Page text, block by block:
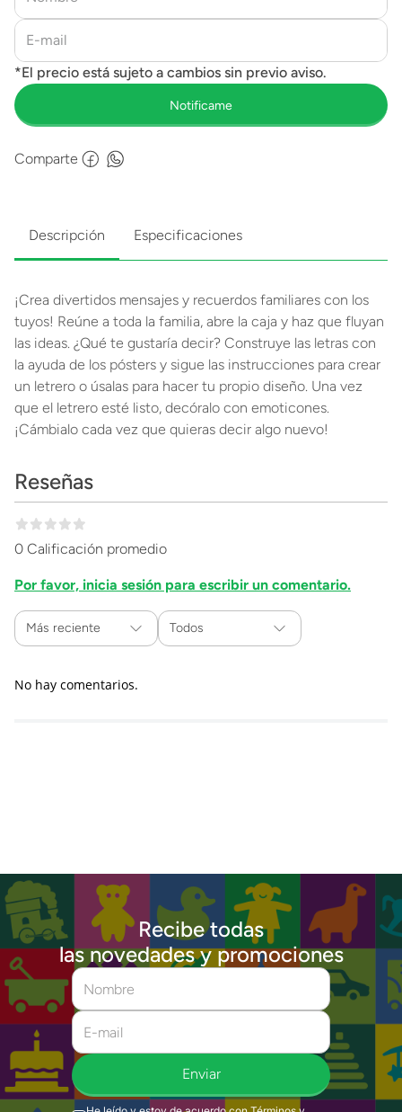
Comparte
Descripción Especificaciones
¡Crea divertidos mensajes y recuerdos familiares con los
tuyos! Reúne a toda la familia, abre la caja y haz que fluyan
las ideas. ¿Qué te gustaría decir? Construye las letras con
la ayuda de los pósters y sigue las instrucciones para crear
un letrero o úsalas para hacer tu propio diseño. Una vez
que el letrero esté listo, decóralo con emoticones.
¡Cámbialo cada vez que quieras decir algo nuevo!
Reseñas
0 Calificación promedio
Por favor, inicia sesión para escribir un comentario.
Más reciente Todos
No hay comentarios.
Recibe todas
las novedades y promociones
Enviar